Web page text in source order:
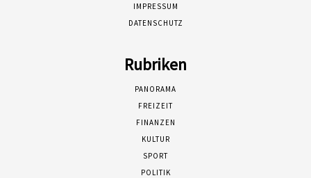
IMPRESSUM
DATENSCHUTZ
Rubriken
PANORAMA
FREIZEIT
FINANZEN
KULTUR
SPORT
POLITIK